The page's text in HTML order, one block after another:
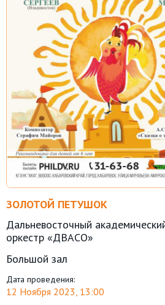
ЗОЛОТОЙ ПЕТУШОК
Дальневосточный
оркестр «ДВАСО»
Большой зал
Дата проведения:
12 Ноября 2023, 13:00